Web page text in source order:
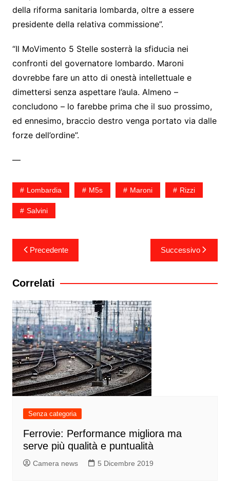
della riforma sanitaria lombarda, oltre a essere
presidente della relativa commissione”.
“Il MoVimento 5 Stelle sosterrà la sfiducia nei
confronti del governatore lombardo. Maroni
dovrebbe fare un atto di onestà intellettuale e
dimettersi senza aspettare l’aula. Almeno –
concludono – lo farebbe prima che il suo prossimo,
ed ennesimo, braccio destro venga portato via dalle
forze dell’ordine”.
—
Lombardia M5s Maroni Rizzi
Salvini
Navigazione
articoli
Precedente Successivo
Correlati
Senza categoria
Ferrovie: Performance migliora ma
serve più qualità e puntualità
Camera news 5 Dicembre 2019